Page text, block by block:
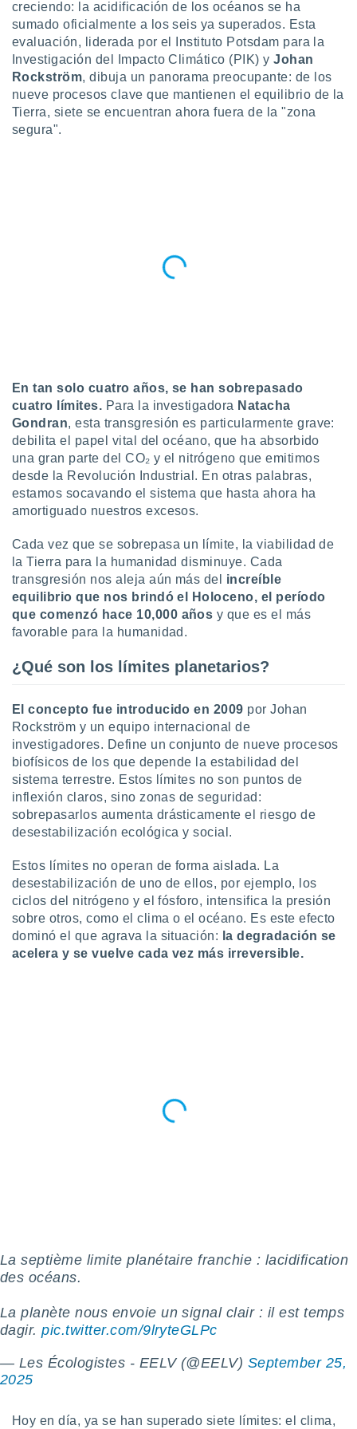
y
más
nuestra
y
sitio
te
de que
el sitio
para
ni para
o
aunque
Puedes
web a
abono
similares
como
este sitio
IP
de
un
o acceder
creciendo: la acidificación de los océanos se ha
sumado oficialmente a los seis ya superados. Esta
evaluación, liderada por el Instituto Potsdam para la
Investigación del Impacto Climático (PIK) yJohan
Rockström, dibuja un panorama preocupante: de los
nueve procesos clave que mantienen el equilibrio de la
Tierra, siete se encuentran ahora fuera de la "zona
segura".
En tan solo cuatro años, se han sobrepasado
cuatro límites. Para la investigadora Natacha
Gondran, esta transgresión es particularmente grave:
debilita el papel vital del océano, que ha absorbido
una gran parte del CO₂ y el nitrógeno que emitimos
desde la Revolución Industrial. En otras palabras,
estamos socavando el sistema que hasta ahora ha
amortiguado nuestros excesos.
Cada vez que se sobrepasa un límite, la viabilidad de
la Tierra para la humanidad disminuye. Cada
transgresión nos aleja aún más del increíble
equilibrio que nos brindó el Holoceno, el período
que comenzó hace 10,000 años y que es el más
favorable para la humanidad.
¿Qué son los límites planetarios?
El concepto fue introducido en 2009 por Johan
Rockström y un equipo internacional de
investigadores. Define un conjunto de nueve procesos
biofísicos de los que depende la estabilidad del
sistema terrestre. Estos límites no son puntos de
inflexión claros, sino zonas de seguridad:
sobrepasarlos aumenta drásticamente el riesgo de
desestabilización ecológica y social.
Estos límites no operan de forma aislada. La
desestabilización de uno de ellos, por ejemplo, los
ciclos del nitrógeno y el fósforo, intensifica la presión
sobre otros, como el clima o el océano. Es este efecto
dominó el que agrava la situación: la degradación se
acelera y se vuelve cada vez más irreversible.
La septième limite planétaire franchie : lacidification
des océans.
La planète nous envoie un signal clair : il est temps
dagir.pic.twitter.com/9lryteGLPc
— Les Écologistes - EELV (@EELV) September 25,
2025
Hoy en día, ya se han superado siete límites: el clima,